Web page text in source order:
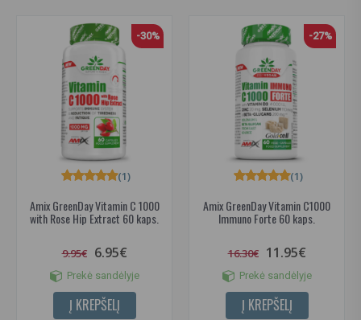
-30%
Amix GreenDay Vitamin C 1000
with Rose Hip Extract 60 kaps.
(1)
9.95€ 6.95€
Prekė sandėlyje
Į KREPŠELĮ
-27%
Amix GreenDay Vitamin C1000
Immuno Forte 60 kaps.
(1)
16.30€ 11.95€
Prekė sandėlyje
Į KREPŠELĮ